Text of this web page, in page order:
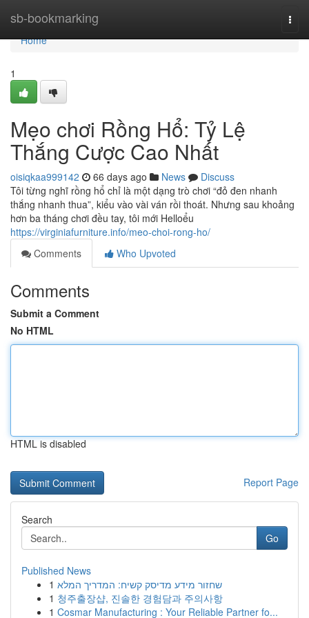
sb-bookmarking
Home
Home
1
Mẹo chơi Rồng Hổ: Tỷ Lệ
Thắng Cược Cao Nhất
oisiqkaa999142 66 days ago News
Discuss
Tôi từng nghĩ rồng hổ chỉ là một dạng trò chơi “đỏ đen nhanh
thắng nhanh thua”, kiểu vào vài ván rồi thoát. Nhưng sau khoảng
hơn ba tháng chơi đều tay, tôi mới Helloểu
https://virginiafurniture.info/meo-choi-rong-ho/
Comments
Who Upvoted
Comments
Submit a Comment
No HTML
HTML is disabled
Report Page
Search
Go
Published News
1 שחזור מידע מדיסק קשיח: המדריך המלא
1 청주출장샵, 진솔한 경험담과 주의사항
1 Cosmar Manufacturing : Your Reliable Partner fo...